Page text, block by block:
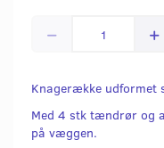
Knagerække udformet
Med 4 stk tændrør og
på væggen.